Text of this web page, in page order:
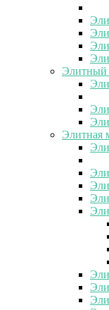
Элитный
Элитная